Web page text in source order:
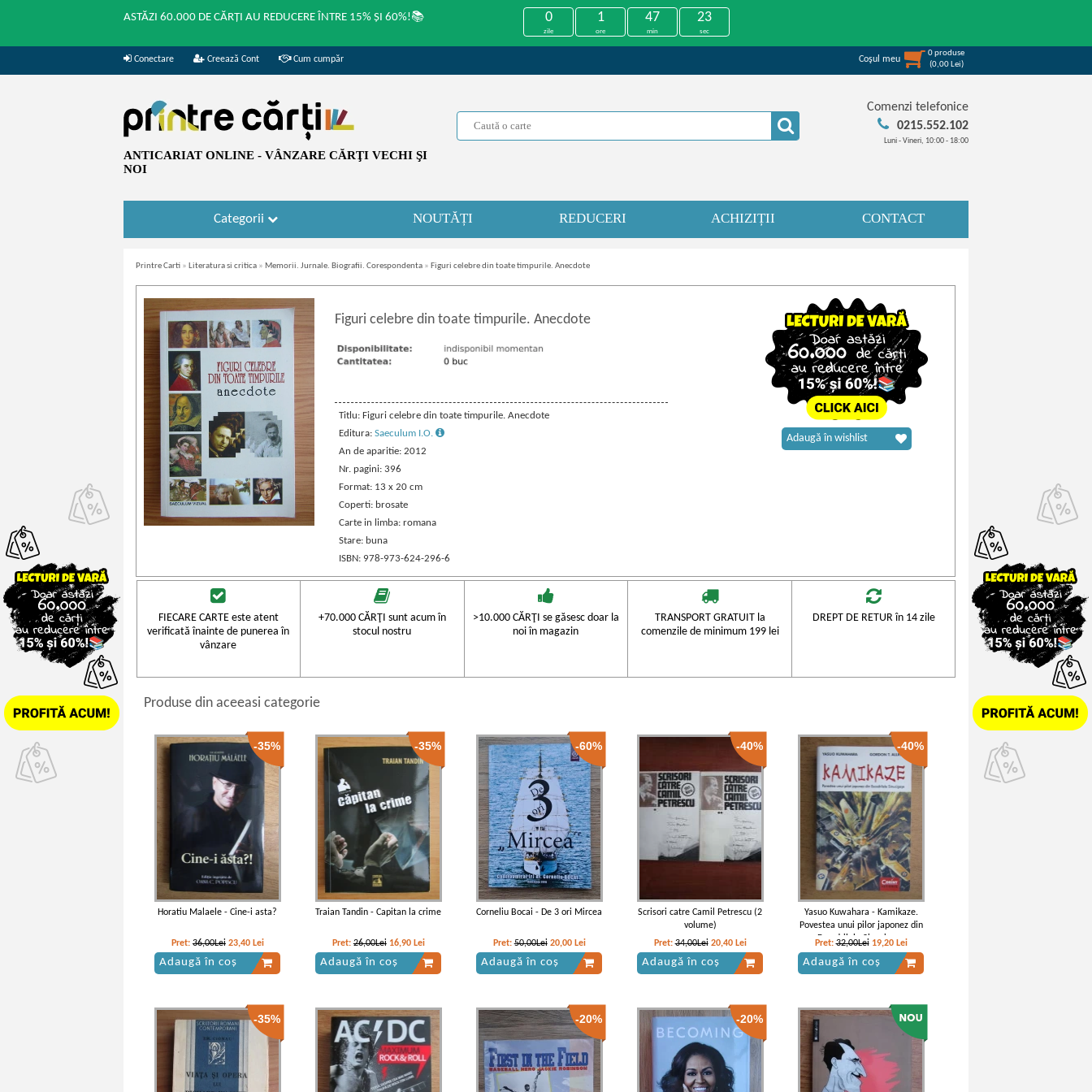
ASTĂZI 60.000 DE CĂRȚI AU REDUCERE ÎNTRE 15% ȘI 60%!📚 0
zile
1
ore
47
min
23
sec
Conectare Creează Cont Cum cumpăr Coşul meu
0produse
(0,00 Lei)
ANTICARIAT ONLINE - VÂNZARE CĂRŢI VECHI ŞI
NOI
Comenzi telefonice
0215.552.102
Luni - Vineri, 10:00 - 18:00
Categorii NOUTĂȚI REDUCERI ACHIZIȚII CONTACT
Printre Carti » Literatura si critica » Memorii. Jurnale. Biografii. Corespondenta » Figuri celebre din toate timpurile. Anecdote
Figuri celebre din toate timpurile. Anecdote
Titlu: Figuri celebre din toate timpurile. Anecdote
Editura: Saeculum I.O.
An de aparitie: 2012
Nr. pagini: 396
Format: 13 x 20 cm
Coperti: brosate
Carte in limba: romana
Stare: buna
ISBN: 978-973-624-296-6
Adaugă în wishlist
FIECARE CARTE este atent
verificată înainte de punerea în
vânzare
+70.000 CĂRŢI sunt acum în
stocul nostru
>10.000 CĂRŢI se găsesc doar la
noi în magazin
TRANSPORT GRATUIT la
comenzile de minimum 199 lei
DREPT DE RETUR în 14 zile
Produse din aceeasi categorie
-35%
Horatiu Malaele - Cine-i asta?
Pret: 36,00Lei 23,40 Lei
Adaugă în coș
-35%
Traian Tandin - Capitan la crime
Pret:26,00Lei 16,90 Lei
Adaugă în coș
-60%
Corneliu Bocai - De 3 ori Mircea
Pret:50,00Lei 20,00 Lei
Adaugă în coș
-40%
Scrisori catre Camil Petrescu (2
volume)
Pret:34,00Lei 20,40 Lei
Adaugă în coș
-40%
Yasuo Kuwahara - Kamikaze.
Povestea unui pilor japonez din
Escadrilele Sinucigase
Pret:32,00Lei 19,20 Lei
Adaugă în coș
-35% -20% -20%